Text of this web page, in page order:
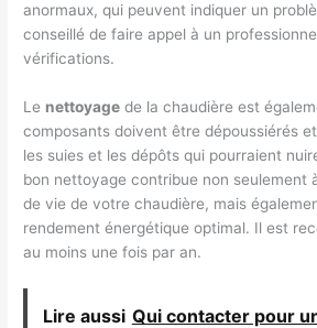
anormaux, qui peuvent indiquer un
conseillé de faire appel à un
vérifications.
Le nettoyage de la chaudière est
composants doivent être dépoussiérés
les suies et les dépôts qui pourraient
bon nettoyage contribue non seulement
de vie de votre chaudière, mais
rendement énergétique optimal. Il est
au moins une fois par an.
Lire aussi Qui contacter pour